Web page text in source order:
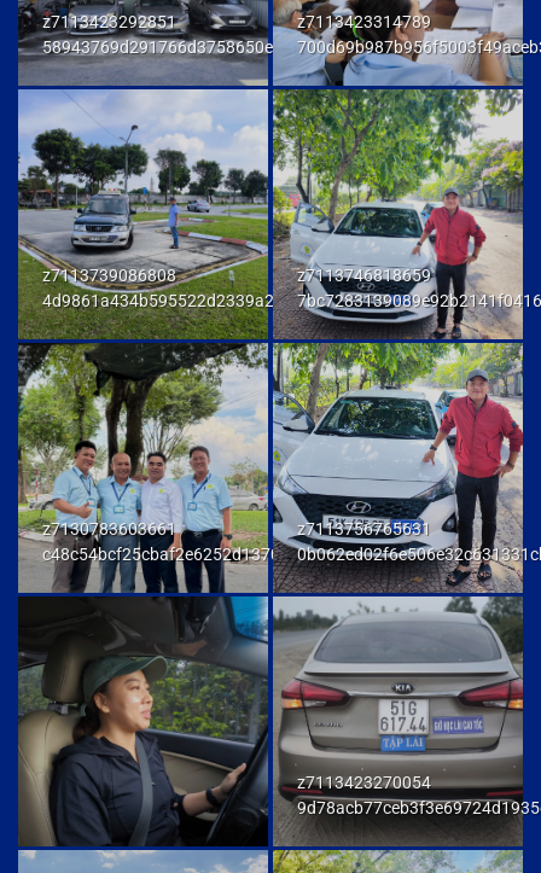
z7113423292851
58943769d291766d3758650e972d81fd
z7113423314789
z7113739086808
4d9861a434b595522d2339a23458e048
z7113746818659
z7130783603661
c48c54bcf25cbaf2e6252d137093a294
z7113756765631
z7113423270054